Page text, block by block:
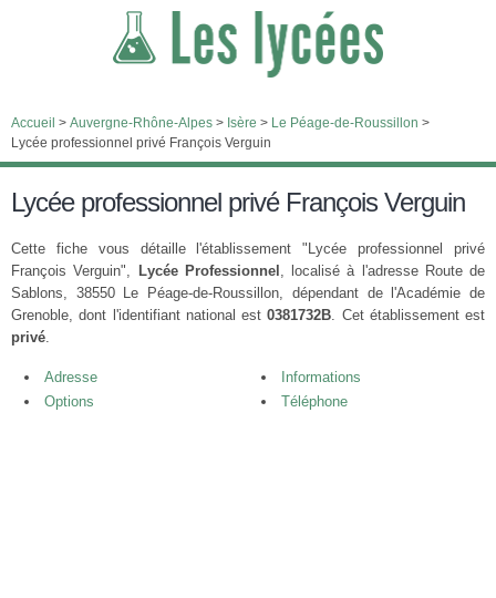
Accueil > Auvergne-Rhône-Alpes > Isère > Le Péage-de-Roussillon >
Lycée professionnel privé François Verguin
Lycée professionnel privé François Verguin
Cette fiche vous détaille l'établissement "Lycée professionnel privé
François Verguin",
Lycée Professionnel , localisé à l'adresse Route de
Sablons, 38550 Le Péage-de-Roussillon, dépendant de l'Académie de
Grenoble, dont l'identifiant national est0381732B. Cet établissement est
privé.
Adresse
Informations
Options
Téléphone